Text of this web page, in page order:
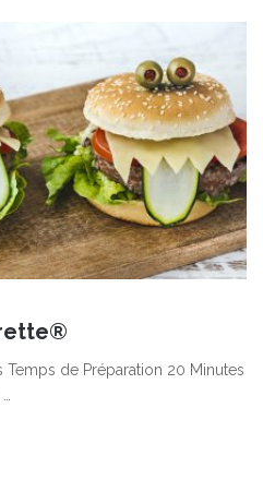
de Préparation 20 Minutes